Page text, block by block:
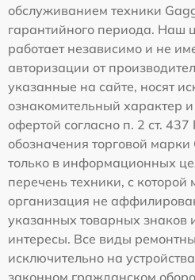
обслуживанием техники
гарантийного периода. Наш
работает независимо и не
авторизации от
указанные на сайте, носят
ознакомительный характер
офертой согласно п. 2 ст.
обозначения торговой
только в информационных
перечень техники, с
организация не
указанных товарных знаков
интересы. Все виды
исключительно на
законном гражданском